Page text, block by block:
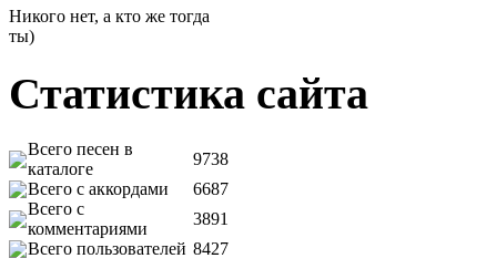
Никого нет, а кто же тогда
ты)
Статистика сайта
Всего песен в
каталоге
9738
Всего с аккордами
6687
Всего с
комментариями
3891
Всего пользователей 8427